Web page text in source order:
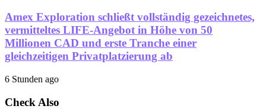
Amex Exploration schließt vollständig gezeichnetes,
vermitteltes LIFE-Angebot in Höhe von 50
Millionen CAD und erste Tranche einer
gleichzeitigen Privatplatzierung ab
6 Stunden ago
Check Also